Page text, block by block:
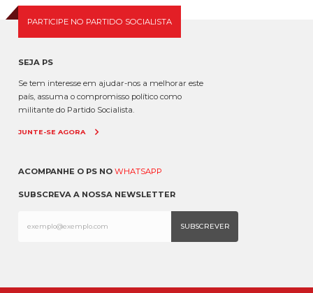
PARTICIPE NO PARTIDO SOCIALISTA
SEJA PS
Se tem interesse em ajudar-nos a melhorar este
país, assuma o compromisso político como
militante do Partido Socialista.
JUNTE-SE AGORA
ACOMPANHE O PS NO WHATSAPP
SUBSCREVA A NOSSA NEWSLETTER